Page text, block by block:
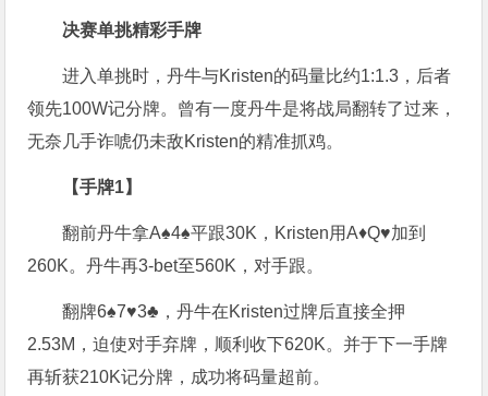
决赛单挑精彩手牌
进入单挑时，丹牛与Kristen的码量比约1:1.3，后者
领先100W记分牌。曾有一度丹牛是将战局翻转了过来，
无奈几手诈唬仍未敌Kristen的精准抓鸡。
【手牌1】
翻前丹牛拿A♠4♠平跟30K，Kristen用A♦Q♥加到
260K。丹牛再3-bet至560K，对手跟。
翻牌6♠7♥3♣，丹牛在Kristen过牌后直接全押
2.53M，迫使对手弃牌，顺利收下620K。并于下一手牌
再斩获210K记分牌，成功将码量超前。